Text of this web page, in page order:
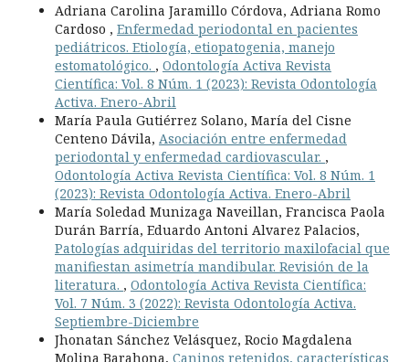
Adriana Carolina Jaramillo Córdova, Adriana Romo
Cardoso , Enfermedad periodontal en pacientes
pediátricos. Etiología, etiopatogenia, manejo
estomatológico. , Odontología Activa Revista
Científica: Vol. 8 Núm. 1 (2023): Revista Odontología
Activa. Enero-Abril
María Paula Gutiérrez Solano, María del Cisne
Centeno Dávila, Asociación entre enfermedad
periodontal y enfermedad cardiovascular. ,
Odontología Activa Revista Científica: Vol. 8 Núm. 1
(2023): Revista Odontología Activa. Enero-Abril
María Soledad Munizaga Naveillan, Francisca Paola
Durán Barría, Eduardo Antoni Alvarez Palacios,
Patologías adquiridas del territorio maxilofacial que
manifiestan asimetría mandibular. Revisión de la
literatura. , Odontología Activa Revista Científica:
Vol. 7 Núm. 3 (2022): Revista Odontología Activa.
Septiembre-Diciembre
Jhonatan Sánchez Velásquez, Rocio Magdalena
Molina Barahona, Caninos retenidos, características